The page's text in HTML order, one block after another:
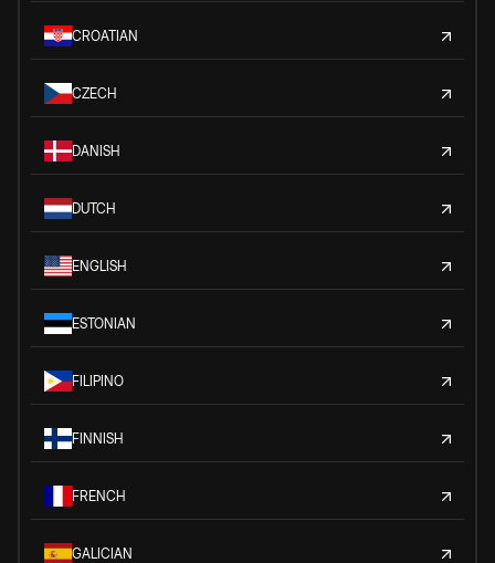
CROATIAN
CZECH
DANISH
DUTCH
ENGLISH
ESTONIAN
FILIPINO
FINNISH
FRENCH
GALICIAN